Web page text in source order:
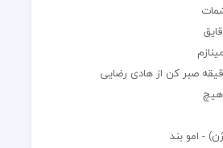
صبر کن از هادی رضایی
هیچ
- امو بند